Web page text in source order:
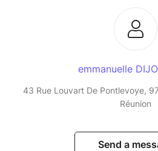
emmanuelle
43 Rue Louvart De Pontlevoye,
Réunion
Send a